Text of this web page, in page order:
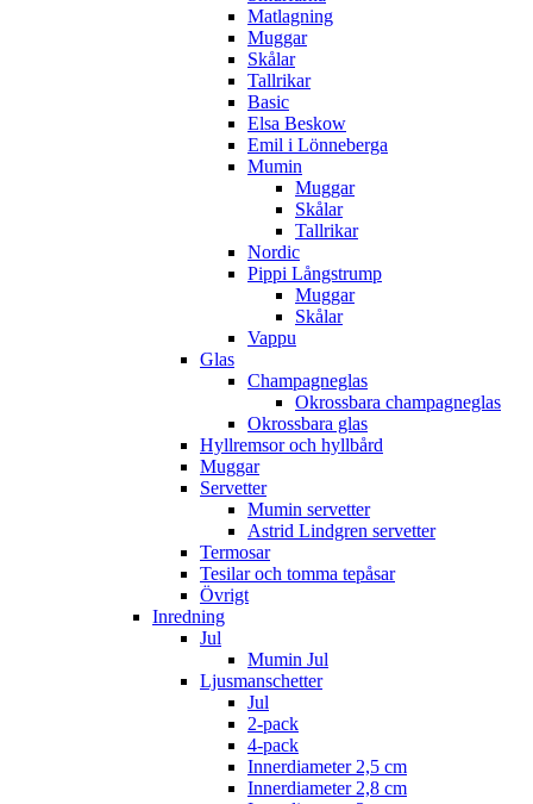
Matlagning
Muggar
Skålar
Tallrikar
Basic
Elsa Beskow
Emil i Lönneberga
Mumin
Muggar
Skålar
Tallrikar
Nordic
Pippi Långstrump
Muggar
Skålar
Vappu
Glas
Champagneglas
Okrossbara champagneglas
Okrossbara glas
Hyllremsor och hyllbård
Muggar
Servetter
Mumin servetter
Astrid Lindgren servetter
Termosar
Tesilar och tomma tepåsar
Övrigt
Inredning
Jul
Mumin Jul
Ljusmanschetter
Jul
2-pack
4-pack
Innerdiameter 2,5 cm
Innerdiameter 2,8 cm